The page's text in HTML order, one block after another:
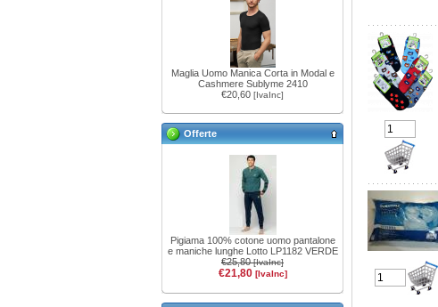
Maglia Uomo Manica Corta in Modal e
Cashmere Sublyme 2410
€20,60 [IvaInc]
Offerte
Pigiama 100% cotone uomo pantalone
e maniche lunghe Lotto LP1182 VERDE
€25,80[IvaInc]
€21,80 [IvaInc]